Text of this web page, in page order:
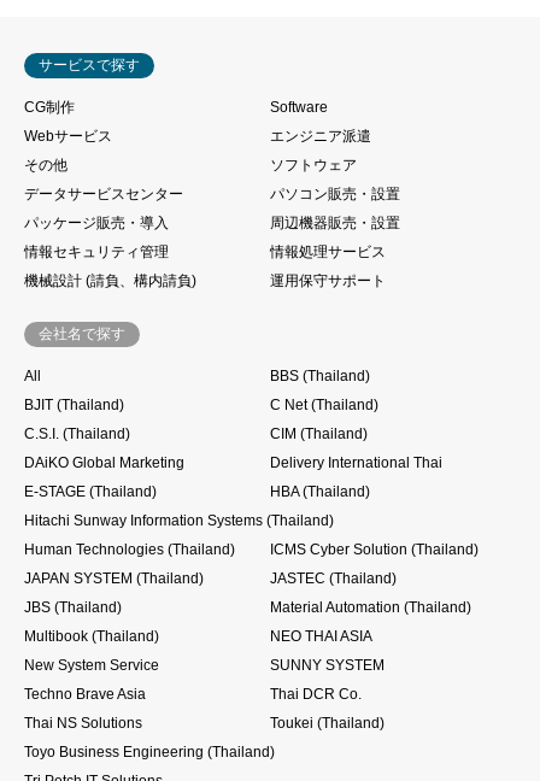
サービスで探す
CG制作
Software
Webサービス
エンジニア派遣
その他
ソフトウェア
データサービスセンター
パソコン販売・設置
パッケージ販売・導入
周辺機器販売・設置
情報セキュリティ管理
情報処理サービス
機械設計 (請負、構内請負)
運用保守サポート
会社名で探す
All
BBS (Thailand)
BJIT (Thailand)
C Net (Thailand)
C.S.I. (Thailand)
CIM (Thailand)
DAiKO Global Marketing
Delivery International Thai
E-STAGE (Thailand)
HBA (Thailand)
Hitachi Sunway Information Systems (Thailand)
Human Technologies (Thailand)
ICMS Cyber Solution (Thailand)
JAPAN SYSTEM (Thailand)
JASTEC (Thailand)
JBS (Thailand)
Material Automation (Thailand)
Multibook (Thailand)
NEO THAI ASIA
New System Service
SUNNY SYSTEM
Techno Brave Asia
Thai DCR Co.
Thai NS Solutions
Toukei (Thailand)
Toyo Business Engineering (Thailand)